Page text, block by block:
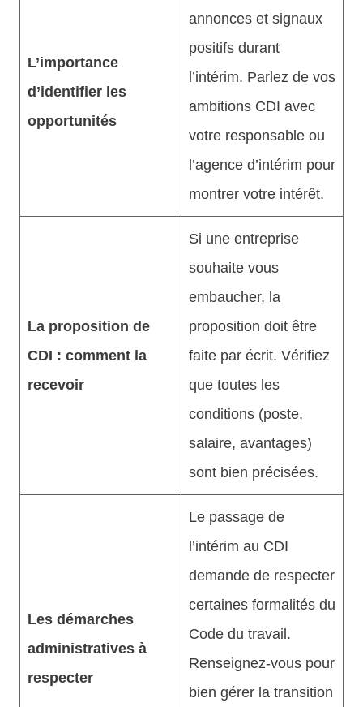
L’importance
d’identifier les
opportunités
annonces et signaux
positifs durant
l’intérim. Parlez de vos
ambitions CDI avec
votre responsable ou
l’agence d’intérim pour
montrer votre intérêt.
La proposition de
CDI : comment la
recevoir
Si une entreprise
souhaite vous
embaucher, la
proposition doit être
faite par écrit. Vérifiez
que toutes les
conditions (poste,
salaire, avantages)
sont bien précisées.
Les démarches
administratives à
respecter
Le passage de
l’intérim au CDI
demande de respecter
certaines formalités du
Code du travail.
Renseignez-vous pour
bien gérer la transition